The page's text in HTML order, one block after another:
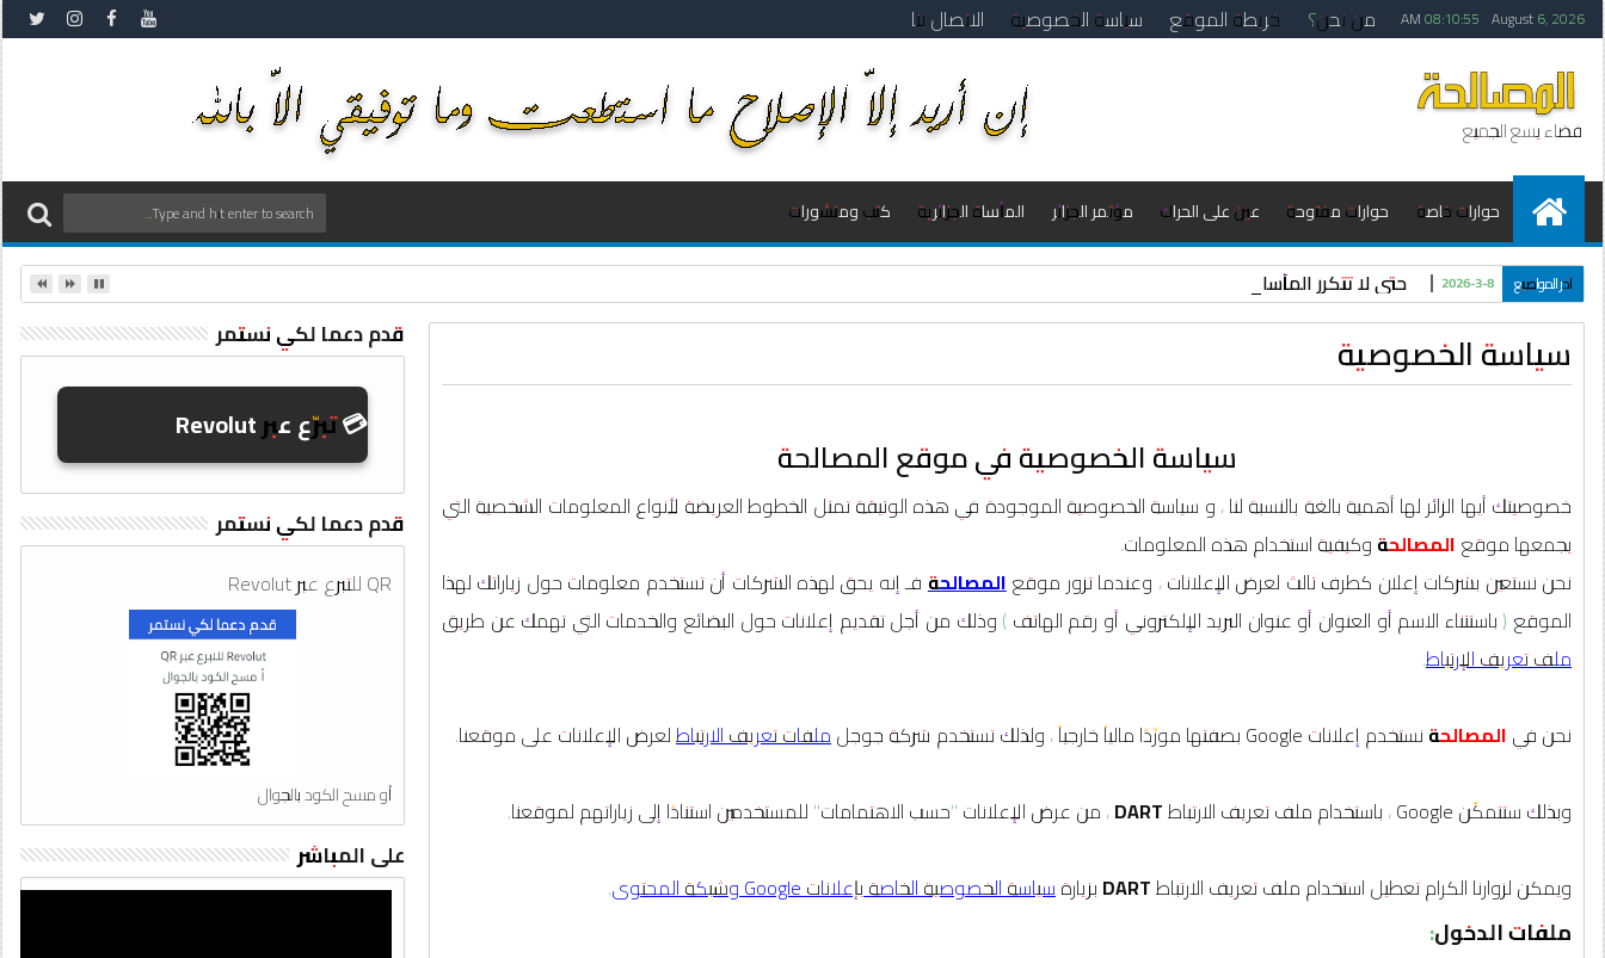
August 6, 2026
08:10:55 AM من نحن؟ خريطة الموقع سياسة الخصوصية الاتصال بنا
فضاء يسع الجميع
حوارات خاصة حوارات مفتوحة عين على الحراك مؤتمر الجزائر المأساة الجزائرية كتب ومنشورات
آخر المواضيع حتى لا تتكرر المأساة في الجزائر: الحلقة التاسعة والعشرون مع النقيب أحمد شوشان 2026-3-8
سياسة الخصوصية
سياسة الخصوصية في موقع المصالحة
خصوصيتك أيها الزائر لها أهمية بالغة بالنسبة لنا ، و سياسة الخصوصية الموجودة في هذه الوثيقة تمثل الخطوط العريضة لأنواع المعلومات الشخصية التي
يجمعها موقع المصالحة وكيفية استخدام هذه المعلومات.
نحن نستعين بشركات إعلان كطرف ثالث لعرض الإعلانات ، وعندما تزور موقعالمصالحةفـ إنه يحق لهذه الشركات أن تستخدم معلومات حول زياراتك لهذا
الموقع ( باستثناء الاسم أو العنوان أو عنوان البريد الإلكتروني أو رقم الهاتف ) وذلك من أجل تقديم إعلانات حول البضائع والخدمات التي تهمك عن طريق
ملف تعريف الإرتباط.
نحن في المصالحة نستخدم إعلانات Google بصفتها مورِّدًا مالياً خارجياً ، ولذلك تستخدم شركة جوجل ملفات تعريف الارتباطلعرض الإعلانات على موقعنا.
وبذلك ستتمكّن Google ، باستخدام ملف تعريف الارتباط DART، من عرض الإعلانات "حسب الاهتمامات" للمستخدمين استنادًا إلى زياراتهم لموقعنا.
ويمكن لزوارنا الكرام تعطيل استخدام ملف تعريف الارتباطDART بزيارةسياسة الخصوصية الخاصة بإعلانات Google وشبكة المحتوى .
ملفات الدخول:
قدم دعما لكي نستمر
💳 تبرّع عبر Revolut
قدم دعما لكي نستمر
QR للتبرع عبر Revolut
أو مسح الكود بالجوال
على المباشر